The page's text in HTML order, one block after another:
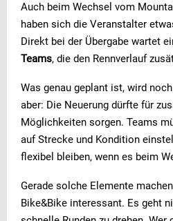
Auch beim Wechsel vom
haben sich die Veranstalter
Direkt bei der Übergabe wartet
Teams, die den Rennverlauf
Was genau geplant ist, wird
aber: Die Neuerung dürfte für
Möglichkeiten sorgen. Teams
auf Strecke und Kondition
flexibel bleiben, wenn es beim
Gerade solche Elemente
Bike&Bike interessant. Es geht